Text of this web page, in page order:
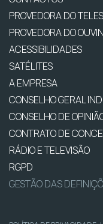
PROVEDORA DO
PROVEDORA DO
ACESSIBILIDADES
SATÉLITES
A EMPRESA
CONSELHO GERAL
CONSELHO DE
CONTRATO DE
RÁDIO E TELEVISÃO
RGPD
GESTÃO DAS